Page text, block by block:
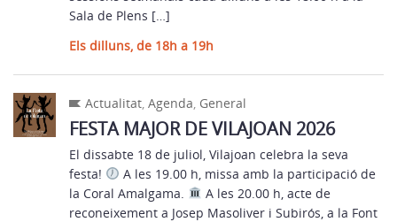
Sala de Plens […]
Els dilluns, de 18h a 19h
Actualitat,Agenda, General
FESTA MAJOR DE VILAJOAN 2026
El dissabte 18 de juliol, Vilajoan celebra la seva
festa!
A les 19.00 h, missa amb la participació de
la Coral Amalgama.
A les 20.00 h, acte de
reconeixement a Josep Masoliver i Subirós, a la Font